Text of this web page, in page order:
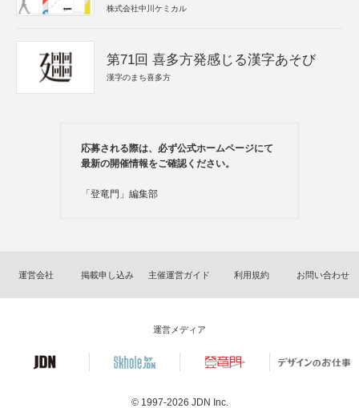
株式会社中川ケミカル
第71回 喜多方発感じる漢字あそび
漢字のまち喜多方
応募される際は、必ず公式ホームページにて
最新の開催情報をご確認ください。
「登竜門」編集部
運営会社 掲載申し込み 主催運営ガイド 利用規約 お問い合わせ
運営メディア
© 1997-2026 JDN Inc.